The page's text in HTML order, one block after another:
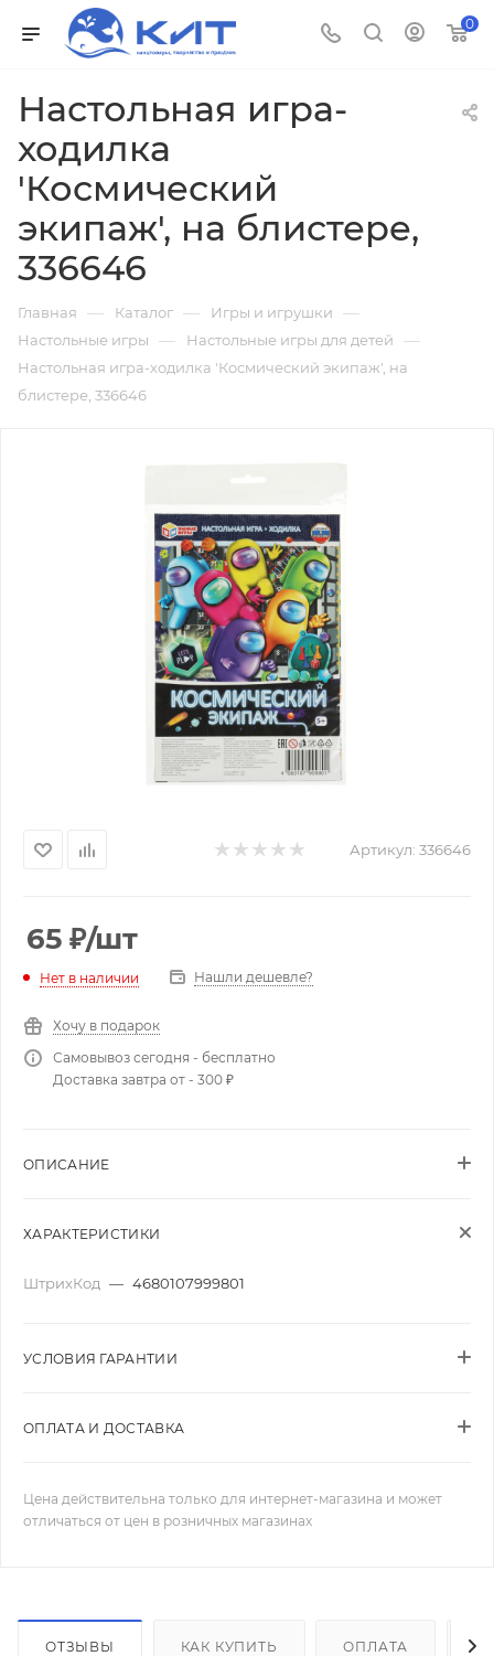
0
Настольная игра-
ходилка
'Космический
экипаж', на блистере,
336646
Главная — Каталог — Игры и игрушки —
Настольные игры — Настольные игры для детей —
Настольная игра-ходилка 'Космический экипаж', на
блистере, 336646
Артикул: 336646
65 ₽/шт
Нет в наличии Нашли дешевле?
Хочу в подарок
Самовывоз сегодня - бесплатно
Доставка завтра от - 300 ₽
ОПИСАНИЕ
ХАРАКТЕРИСТИКИ
ШтрихКод — 4680107999801
УСЛОВИЯ ГАРАНТИИ
ОПЛАТА И ДОСТАВКА
Цена действительна только для интернет-магазина и может
отличаться от цен в розничных магазинах
ОТЗЫВЫ КАК КУПИТЬ ОПЛАТА